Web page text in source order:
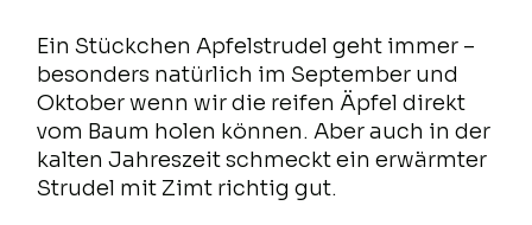
Ein Stückchen Apfelstrudel geht immer –
besonders natürlich im September und
Oktober wenn wir die reifen Äpfel direkt
vom Baum holen können. Aber auch in der
kalten Jahreszeit schmeckt ein erwärmter
Strudel mit Zimt richtig gut.